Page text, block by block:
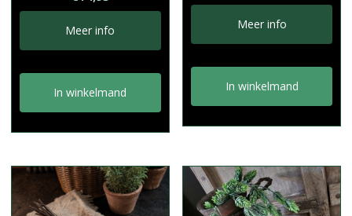
uit 5
Meer info
In winkelmand
prijs
was:
€9,95.
prijs
€6,95.
Meer info
In winkelmand